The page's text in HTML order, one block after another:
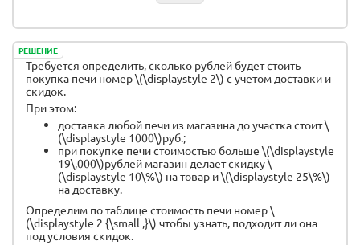
РЕШЕНИЕ
Требуется определить, сколько рублей будет стоить
покупка печи номер \(\displaystyle 2\) с учетом доставки и
скидок.
При этом:
доставка любой печи из магазина до участка стоит \
(\displaystyle 1000\)руб.;
при покупке печи стоимостью больше \(\displaystyle
19\,000\)рублей магазин делает скидку \
(\displaystyle 10\%\) на товар и \(\displaystyle 25\%\)
на доставку.
Определим по таблице стоимость печи номер \
(\displaystyle 2 {\small ,}\) чтобы узнать, подходит ли она
под условия скидок.